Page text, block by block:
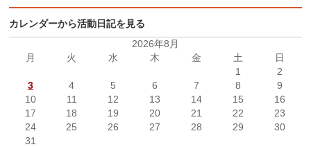
カレンダーから活動日記を見る
2026年8月
月
火 水 木 金 土 日
1
2
3
4 5 6 7 8
9
10
11 12 13 14 15
16
17
18 19 20 21 22
23
24
25 26 27 28 29
30
31